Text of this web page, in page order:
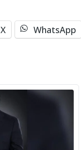
X WhatsApp